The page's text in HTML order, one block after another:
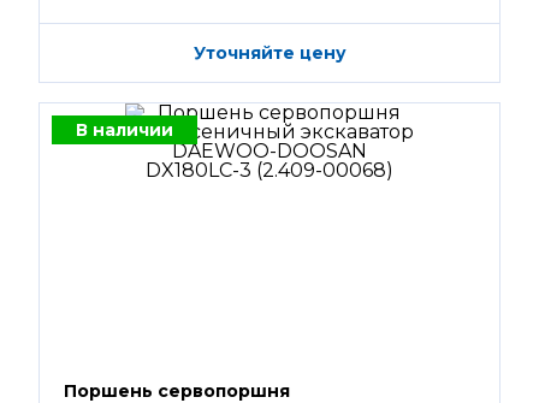
Уточняйте цену
В наличии
Поршень сервопоршня